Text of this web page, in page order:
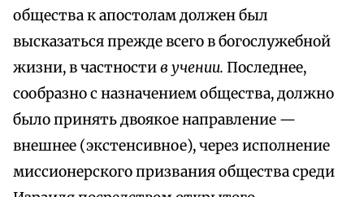
общества к апостолам должен был
высказаться прежде всего в богослужебной
жизни, в частностив учении. Последнее,
сообразно с назначением общества, должно
было принять двоякое направление —
внешнее (экстенсивное), через исполнение
миссионерского призвания общества среди